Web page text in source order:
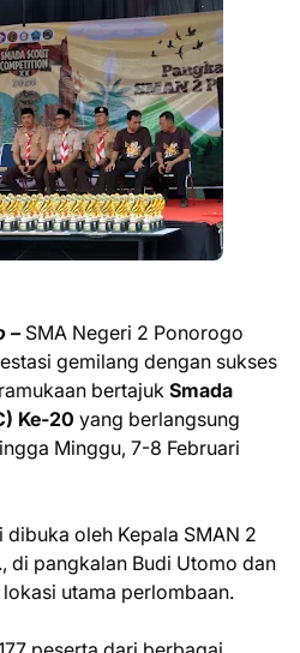
–SMA Negeri 2 Ponorogo
gemilang dengan sukses
bertajuk Smada
Ke-20 yang berlangsung
Minggu, 7-8 Februari
dibuka oleh Kepala SMAN 2
di pangkalan Budi Utomo dan
utama perlombaan.